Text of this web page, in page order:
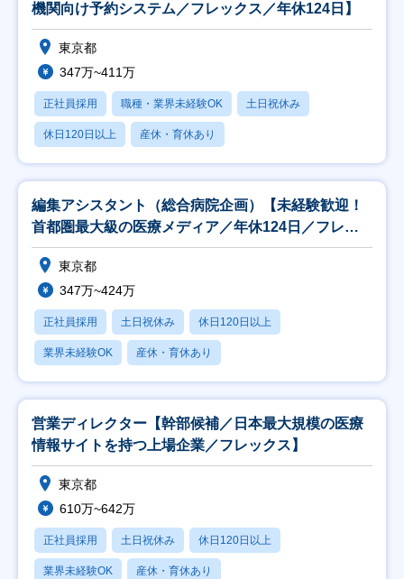
機関向け予約システム／フレックス／年休124日】
東京都
347万~411万
正社員採用 職種・業界未経験OK 土日祝休み
休日120日以上 産休・育休あり
編集アシスタント（総合病院企画）【未経験歓迎！
首都圏最大級の医療メディア／年休124日／フレッ
クス】
東京都
347万~424万
正社員採用 土日祝休み 休日120日以上
業界未経験OK 産休・育休あり
営業ディレクター【幹部候補／日本最大規模の医療
情報サイトを持つ上場企業／フレックス】
東京都
610万~642万
正社員採用 土日祝休み 休日120日以上
業界未経験OK 産休・育休あり